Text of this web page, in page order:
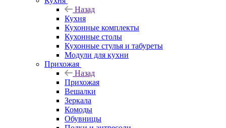
Назад
Кухня
Кухонные комплекты
Кухонные столы
Кухонные стулья и табуреты
Модули для кухни
Прихожая
Назад
Прихожая
Вешалки
Зеркала
Комоды
Обувницы